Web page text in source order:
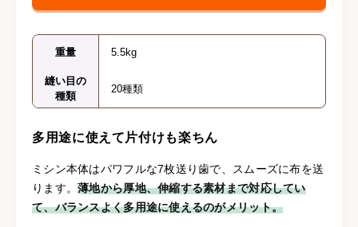
重量 5.5kg
縫い目の
種類
20種類
多用途に使えて片付けも楽ちん
ミシン本体はパワフルな7枚送り歯で、スムーズに布を送
ります。薄地から厚地、伸縮する素材まで対応してい
て、バランスよく多用途に使えるのがメリット。